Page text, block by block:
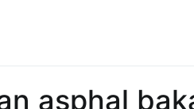
asphal